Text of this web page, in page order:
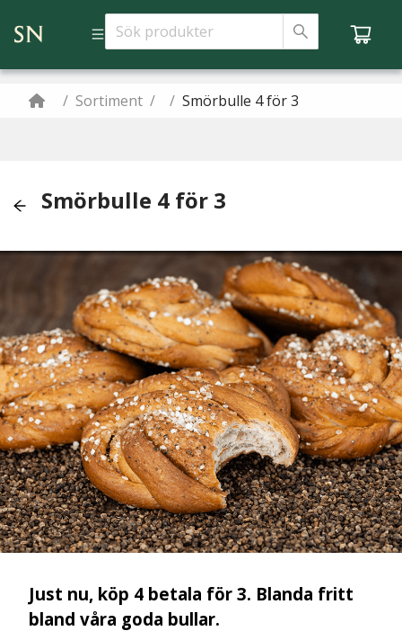
/ Sortiment / / Smörbulle 4 för 3
Smörbulle 4 för 3
Just nu, köp 4 betala för 3. Blanda fritt
bland våra goda bullar.